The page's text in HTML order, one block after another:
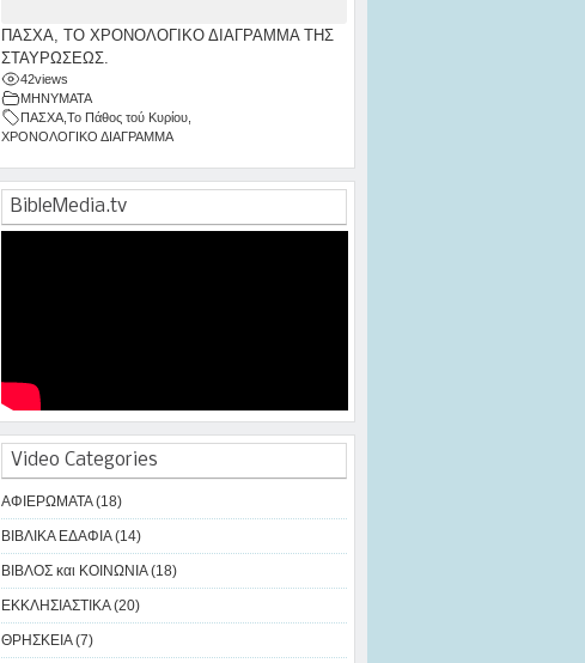
ΠΑΣΧΑ, ΤΟ ΧΡΟΝΟΛΟΓΙΚΟ ΔΙΑΓΡΑΜΜΑ ΤΗΣ
ΣΤΑΥΡΩΣΕΩΣ.
42views
ΜΗΝΥΜΑΤΑ
ΠΑΣΧΑ, Το Πάθος τού Κυρίου,
ΧΡΟΝΟΛΟΓΙΚΟ ΔΙΑΓΡΑΜΜΑ
BibleMedia.tv
Video Categories
ΑΦΙΕΡΩΜΑΤΑ (18)
ΒΙΒΛΙΚΑ ΕΔΑΦΙΑ (14)
ΒΙΒΛΟΣ και ΚΟΙΝΩΝΙΑ (18)
ΕΚΚΛΗΣΙΑΣΤΙΚΑ (20)
ΘΡΗΣΚΕΙΑ (7)